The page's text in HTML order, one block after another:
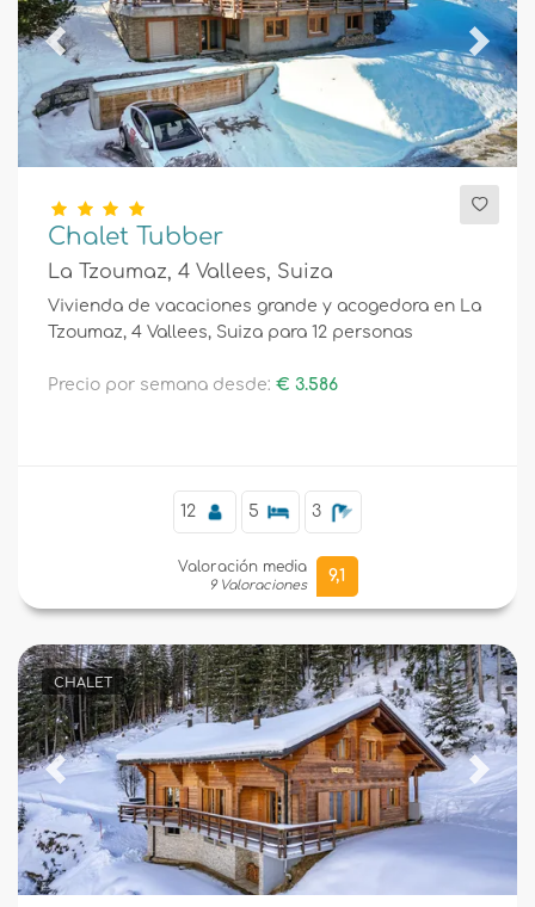
Previous Next
Chalet Tubber
La Tzoumaz, 4 Vallees, Suiza
Vivienda de vacaciones grande y acogedora en La
Tzoumaz, 4 Vallees, Suiza para 12 personas
Precio por semana desde: € 3.586
12 5 3
Valoración media
9 Valoraciones
9,1
CHALET
Previous Next